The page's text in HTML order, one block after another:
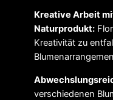
Kreative Arbeit
Naturprodukt:
Kreativität zu
verschiedenen